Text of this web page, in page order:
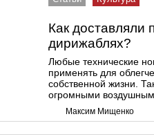
Как доставляли
дирижаблях?
Любые технические
применять для
собственной жизни.
огромными
Максим Мищенко